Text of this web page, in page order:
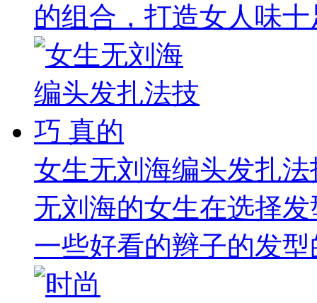
的组合，打造女人味
女生无刘海编头发扎
无刘海的女生在选择
一些好看的辫子的发